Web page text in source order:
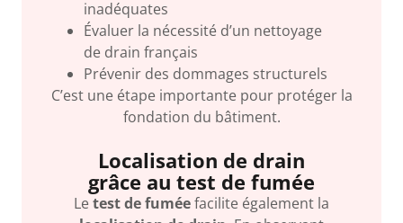
inadéquates
Évaluer la nécessité d’un nettoyage
de drain français
Prévenir des dommages structurels
C’est une étape importante pour protéger la
fondation du bâtiment.
Localisation de drain
grâce au test de fumée
Letest de fuméefacilite également la